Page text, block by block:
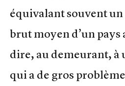
équivalant souvent
brut moyen d’un
dire, au demeurant, à
qui a de gros